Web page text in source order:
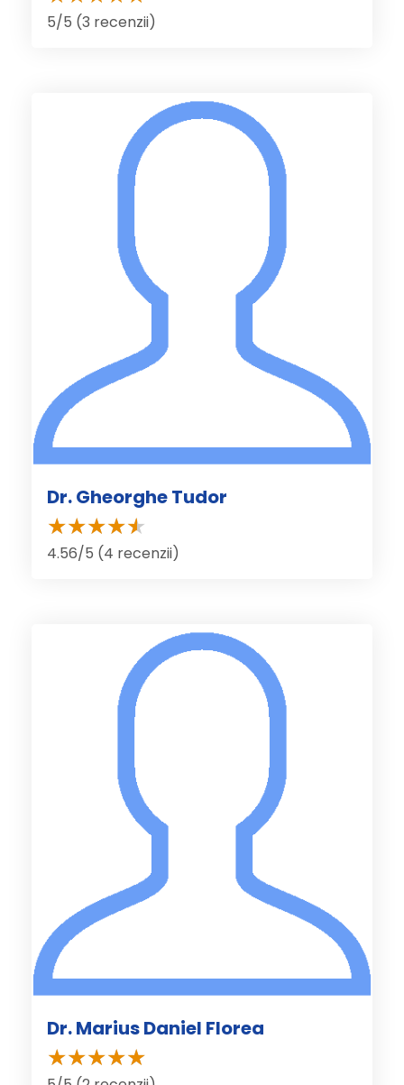
5/5 (3 recenzii)
Dr. Gheorghe Tudor
4.56/5 (4 recenzii)
Dr. Marius Daniel Florea